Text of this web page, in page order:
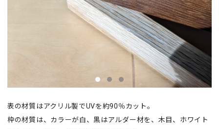
表の材質はアクリル製でUVを約90％カット。
枠の材質は、カラーが白、黒はアルダー材を、木目、ホワイト